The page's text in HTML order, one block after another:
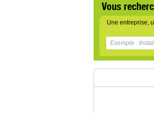
Vous
Une entreprise,